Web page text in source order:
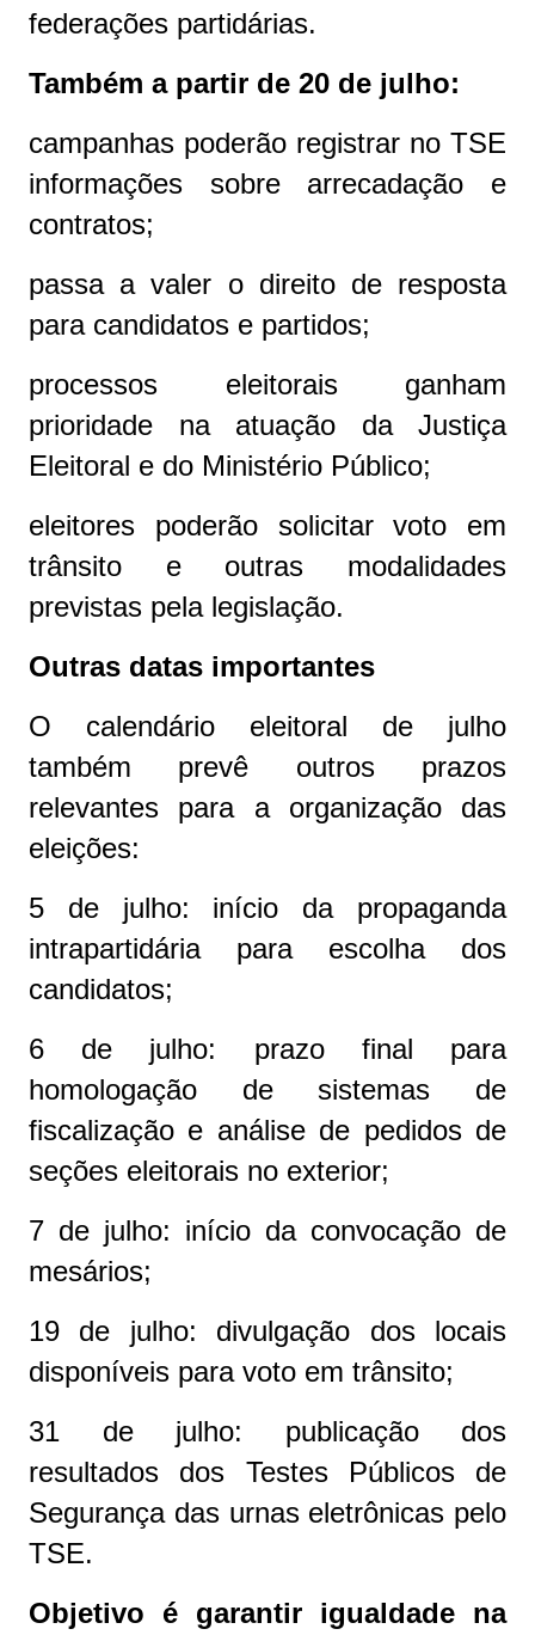
federações partidárias.
Também a partir de 20 de julho:
campanhas poderão registrar no TSE
informações sobre arrecadação e
contratos;
passa a valer o direito de resposta
para candidatos e partidos;
processos eleitorais ganham
prioridade na atuação da Justiça
Eleitoral e do Ministério Público;
eleitores poderão solicitar voto em
trânsito e outras modalidades
previstas pela legislação.
Outras datas importantes
O calendário eleitoral de julho
também prevê outros prazos
relevantes para a organização das
eleições:
5 de julho: início da propaganda
intrapartidária para escolha dos
candidatos;
6 de julho: prazo final para
homologação de sistemas de
fiscalização e análise de pedidos de
seções eleitorais no exterior;
7 de julho: início da convocação de
mesários;
19 de julho: divulgação dos locais
disponíveis para voto em trânsito;
31 de julho: publicação dos
resultados dos Testes Públicos de
Segurança das urnas eletrônicas pelo
TSE.
Objetivo é garantir igualdade na